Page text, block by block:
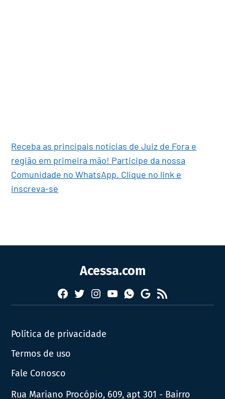
Receba as principais notícias de Juiz de Fora e
região em primeira mão! Participe da nossa
Comunidade no WhatsApp. Clique no link e
inscreva-se
Acessa.com
Facebook
TwitterInstagram
YouTubeWhatsapp
Google
News
RSS
Política de privacidade
Termos de uso
Fale Conosco
Rua Mariano Procópio, 609, apt 301 - Bairro